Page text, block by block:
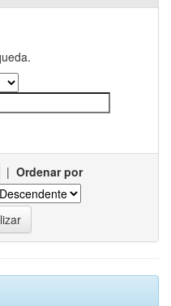
| Ordenar por